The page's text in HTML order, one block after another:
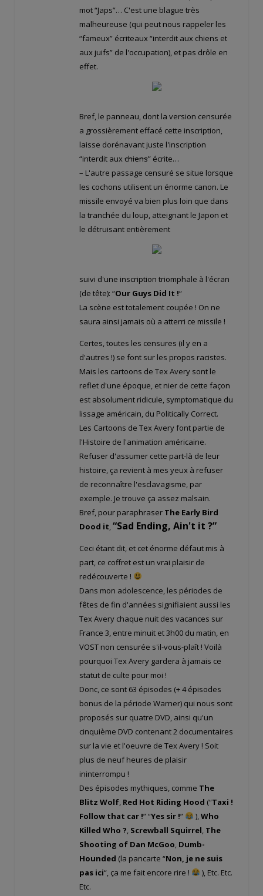
mot “Japs”… C'est une blague très
malheureuse (qui peut nous rappeler les
“fameux” écriteaux “interdit aux chiens et
aux juifs” de l'occupation), et pas drôle en
effet.
Bref, le panneau, dont la version censurée
a grossièrement effacé cette inscription,
laisse dorénavant juste l'inscription
“interdit auxchiens” écrite…
– L'autre passage censuré se situe lorsque
les cochons utilisent un énorme canon. Le
missile envoyé va bien plus loin que dans
la tranchée du loup, atteignant le Japon et
le détruisant entièrement
suivi d'une inscription triomphale à l'écran
(de tête): “Our Guys Did It !“
La scène est totalement coupée ! On ne
saura ainsi jamais où a atterri ce missile !
Certes, toutes les censures (il y en a
d'autres !) se font sur les propos racistes.
Mais les cartoons de Tex Avery sont le
reflet d'une époque, et nier de cette façon
est absolument ridicule, symptomatique du
lissage américain, du Politically Correct.
Les Cartoons de Tex Avery font partie de
l'Histoire de l'animation américaine.
Refuser d'assumer cette part-là de leur
histoire, ça revient à mes yeux à refuser
de reconnaître l'esclavagisme, par
exemple. Je trouve ça assez malsain.
Bref, pour paraphraser The Early Bird
Dood it,“Sad Ending, Ain't it ?”
Ceci étant dit, et cet énorme défaut mis à
part, ce coffret est un vrai plaisir de
redécouverte !
Dans mon adolescence, les périodes de
fêtes de fin d'années signifiaient aussi les
Tex Avery chaque nuit des vacances sur
France 3, entre minuit et 3h00 du matin, en
VOST non censurée s'il-vous-plaît ! Voilà
pourquoi Tex Avery gardera à jamais ce
statut de culte pour moi !
Donc, ce sont 63 épisodes (+ 4 épisodes
bonus de la période Warner) qui nous sont
proposés sur quatre DVD, ainsi qu'un
cinquième DVD contenant 2 documentaires
sur la vie et l'oeuvre de Tex Avery ! Soit
plus de neuf heures de plaisir
ininterrompu !
Des épisodes mythiques, comme The
Blitz Wolf, Red Hot Riding Hood (“Taxi !
Follow that car !” “Yes sir !” ),Who
Killed Who ?, Screwball Squirrel, The
Shooting of Dan McGoo, Dumb-
Hounded (la pancarte “Non, je ne suis
pas ici“, ça me fait encore rire !
), Etc. Etc.
Etc.